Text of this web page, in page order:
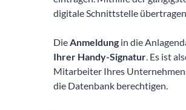
digitale Schnittstelle übertragen
Die Anmeldung in die
Ihrer Handy-Signatur
. Es ist
Mitarbeiter Ihres
die Datenbank berechtigen.